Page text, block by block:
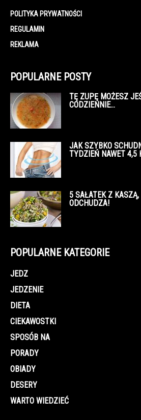
POLITYKA PRYWATNOŚCI
REGULAMIN
REKLAMA
POPULARNE POSTY
TĘ ZUPĘ MOŻESZ
CODZIENNIE…
JAK SZYBKO
TYDZIEŃ NAWET 4,5
5 SAŁATEK Z
ODCHUDZA!
POPULARNE KATEGORIE
JEDZ
JEDZENIE
DIETA
CIEKAWOSTKI
SPOSÓB NA
PORADY
OBIADY
DESERY
WARTO WIEDZIEĆ